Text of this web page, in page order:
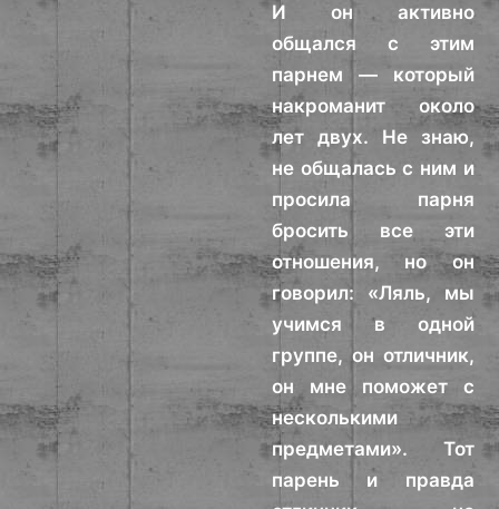
И он активно
общался с этим
парнем — который
накроманит около
лет двух. Не знаю,
не общалась с ним и
просила парня
бросить все эти
отношения, но он
говорил: «Ляль, мы
учимся в одной
группе, он отличник,
он мне поможет с
несколькими
предметами». Тот
парень и правда